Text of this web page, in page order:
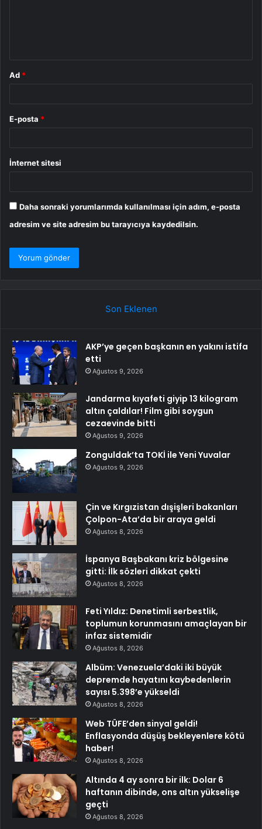
Ad *
E-posta *
İnternet sitesi
Daha sonraki yorumlarımda kullanılması için adım, e-posta
adresim ve site adresim bu tarayıcıya kaydedilsin.
Son Eklenen
AKP’ye geçen başkanın en yakını istifa
etti
Ağustos 9, 2026
Jandarma kıyafeti giyip 13 kilogram
altın çaldılar! Film gibi soygun
cezaevinde bitti
Ağustos 9, 2026
Zonguldak’ta TOKİ ile Yeni Yuvalar
Ağustos 9, 2026
Çin ve Kırgızistan dışişleri bakanları
Çolpon-Ata’da bir araya geldi
Ağustos 8, 2026
İspanya Başbakanı kriz bölgesine
gitti: İlk sözleri dikkat çekti
Ağustos 8, 2026
Feti Yıldız: Denetimli serbestlik,
toplumun korunmasını amaçlayan bir
infaz sistemidir
Ağustos 8, 2026
Albüm: Venezuela’daki iki büyük
depremde hayatını kaybedenlerin
sayısı 5.398’e yükseldi
Ağustos 8, 2026
Web TÜFE’den sinyal geldi!
Enflasyonda düşüş bekleyenlere kötü
haber!
Ağustos 8, 2026
Altında 4 ay sonra bir ilk: Dolar 6
haftanın dibinde, ons altın yükselişe
geçti
Ağustos 8, 2026